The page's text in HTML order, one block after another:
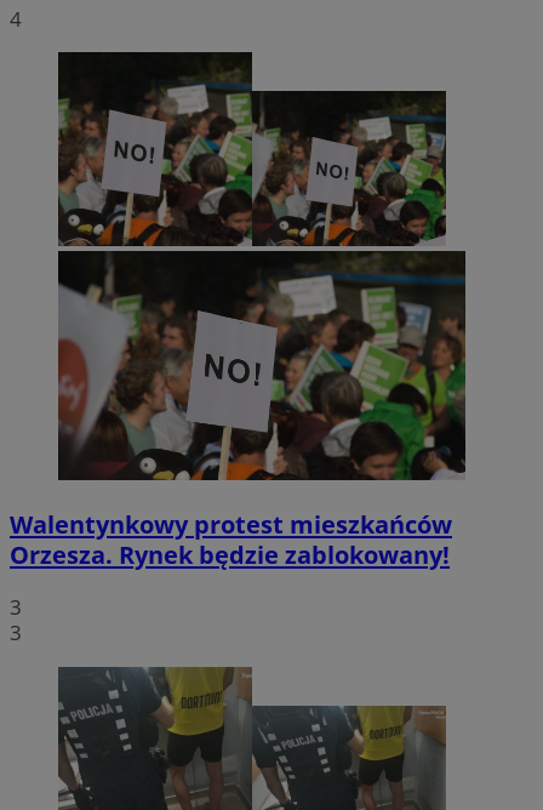
4
Walentynkowy protest mieszkańców
Orzesza. Rynek będzie zablokowany!
3
3